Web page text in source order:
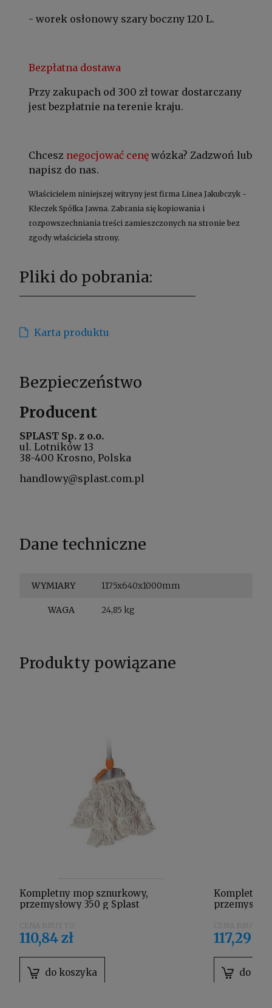
- worek osłonowy szary boczny 120 L.
Bezpłatna dostawa
Przy zakupach od 300 zł towar dostarczany
jest bezpłatnie na terenie kraju.
Chcesz negocjować cenę wózka? Zadzwoń lub
napisz do nas.
Właścicielem niniejszej witryny jest firma Linea Jakubczyk -
Kłeczek Spółka Jawna. Zabrania się kopiowania i
rozpowszechniania treści zamieszczonych na stronie bez
zgody właściciela strony.
Pliki do pobrania:
Karta produktu
Bezpieczeństwo
Producent
SPLAST Sp. z o.o.
ul. Lotników 13
38-400 Krosno, Polska
handlowy@splast.com.pl
Dane techniczne
WYMIARY 1175x640x1000mm
WAGA 24,85 kg
Produkty powiązane
Kompletny mop sznurkowy,
przemysłowy 350 g Splast
110,84 zł
do koszyka
Kompletny
117,29 zł
do